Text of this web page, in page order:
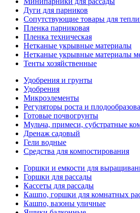
Дуги для парников
Сопутствующие товары для
Пленка парниковая
Пленка техническая
Нетканые укрывные материалы
Нетканые укрывные материалы
Тенты хозяйственные
Удобрения и грунты
Удобрения
Микроэлементы
Регуляторы роста и
Готовые почвогрунты
Мульча, примеси, субстратные
Дренаж садовый
Гели водные
Средства для компостирования
Горшки и емкости для
Горшки для рассады
Кассеты для рассады
Кашпо, горшки для комнатных
Кашпо, вазоны уличные